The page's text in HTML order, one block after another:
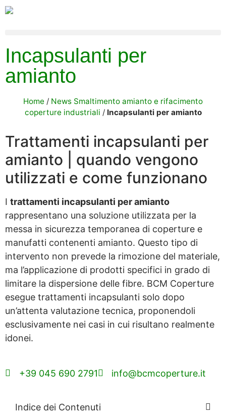
Incapsulanti per
amianto
Home / News Smaltimento amianto e rifacimento
coperture industriali / Incapsulanti per amianto
Trattamenti incapsulanti per
amianto | quando vengono
utilizzati e come funzionano
I trattamenti incapsulanti per amianto
rappresentano una soluzione utilizzata per la
messa in sicurezza temporanea di coperture e
manufatti contenenti amianto. Questo tipo di
intervento non prevede la rimozione del materiale,
ma l’applicazione di prodotti specifici in grado di
limitare la dispersione delle fibre. BCM Coperture
esegue trattamenti incapsulanti solo dopo
un’attenta valutazione tecnica, proponendoli
esclusivamente nei casi in cui risultano realmente
idonei.
+39 045 690 2791 info@bcmcoperture.it
Indice dei Contenuti